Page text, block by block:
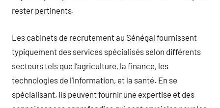
rester pertinents.
Les cabinets de recrutement au Sénégal fournissent
typiquement des services spécialisés selon différents
secteurs tels que l’agriculture, la finance, les
technologies de l’information, et la santé. En se
spécialisant, ils peuvent fournir une expertise et des